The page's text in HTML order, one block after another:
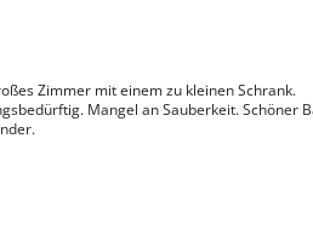
Zimmer mit einem zu kleinen Schrank.
Mangel an Sauberkeit. Schöner